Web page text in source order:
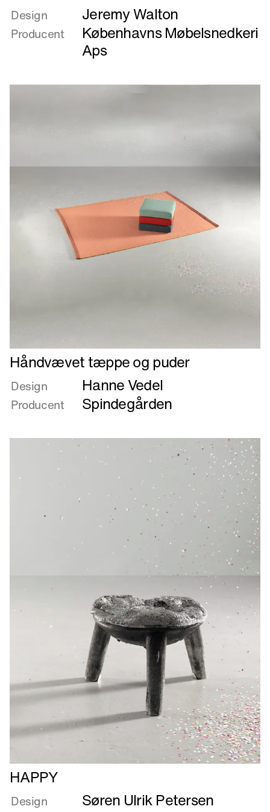
om
Giv
en
Design Jeremy Walton
Producent
Københavns Møbelsnedkeri
Aps
Læs
mere
om
Håndvævet
tæppe
puder
Håndvævet tæppe og puder
Design Hanne Vedel
Producent Spindegården
Læs
mere
om
HAPPY
Design Søren Ulrik Petersen